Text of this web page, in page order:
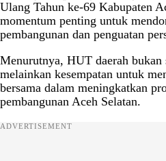
Ulang Tahun ke-69 Kabupaten
momentum penting untuk
pembangunan dan penguatan
Menurutnya, HUT daerah bukan
melainkan kesempatan untuk
bersama dalam meningkatkan
pembangunan Aceh Selatan.
ADVERTISEMENT